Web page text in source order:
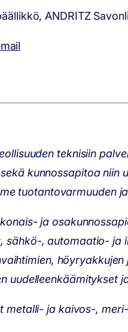
ANDRITZ
teknisiin
kunnossapitoa niin
tuotantovarmuuden
ja
sähkö-, automaatio- ja
uudelleenkäämitykset
metalli- ja kaivos-,